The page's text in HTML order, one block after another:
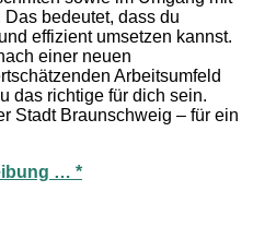
bedeutet, dass du
effizient umsetzen kannst.
einer neuen
Arbeitsumfeld
das richtige für dich sein.
Stadt Braunschweig – für ein
… *